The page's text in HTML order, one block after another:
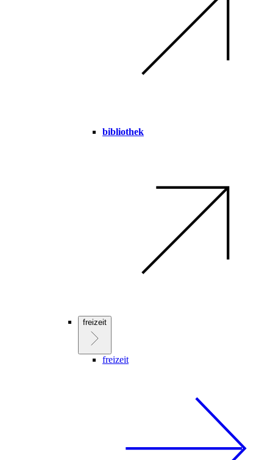
bibliothek
freizeit
freizeit